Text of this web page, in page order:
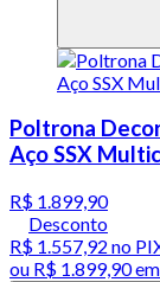
Poltrona
Aço SSX
R$ 1.899,90
Desconto
R$ 1.557,92 no
ou R$ 1.899,90